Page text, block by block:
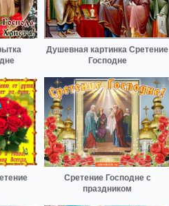
Душевная картинка Сретение
Господне
Сретение Господне с
праздником